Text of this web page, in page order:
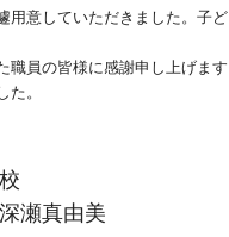
意していただきました。子
員の皆様に感謝申し上げま
。
瀬真由美